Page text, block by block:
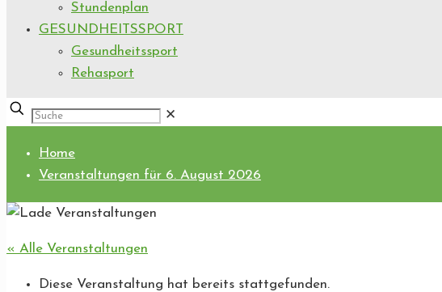
Stundenplan
GESUNDHEITSSPORT
Gesundheitssport
Rehasport
✕
Home
Veranstaltungen für 6. August 2026
« Alle Veranstaltungen
Diese Veranstaltung hat bereits stattgefunden.